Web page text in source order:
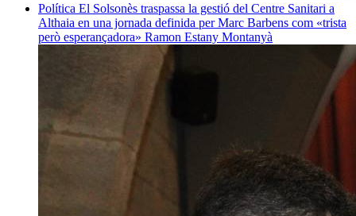
Política El Solsonès traspassa la gestió del Centre Sanitari a
Althaia en una jornada definida per Marc Barbens com «trista
però esperançadora» Ramon Estany Montanyà